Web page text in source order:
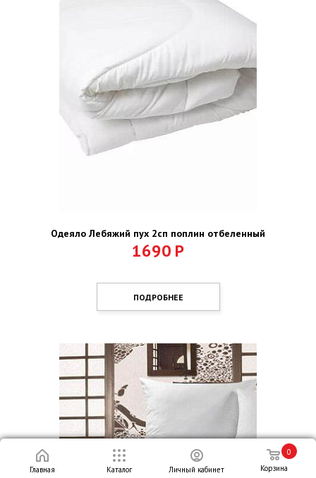
Одеяло Лебяжий пух 2сп поплин отбеленный
1690 Р
ПОДРОБНЕЕ
Главная Каталог Личный кабинет
0
Корзина